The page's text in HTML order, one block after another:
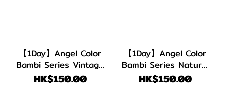
【1Day】Angel Color
Bambi Series Vintage
Hazel 每日即棄 ｜1盒
10片
HK$150.00
【1Day】Angel Color
Bambi Series Natural
Brown 每日即棄 ｜1盒
10片
HK$150.00